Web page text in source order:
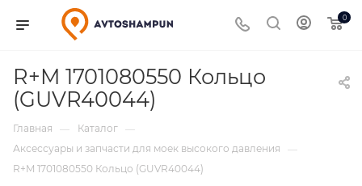
0
R+M 1701080550 Кольцо
(GUVR40044)
Главная — Каталог —
Аксессуары и запчасти для моек высокого давления
—
R+M 1701080550 Кольцо (GUVR40044)